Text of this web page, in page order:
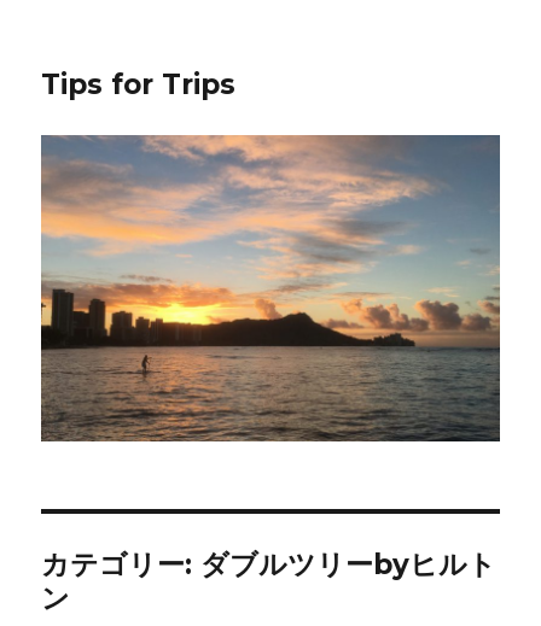
Tips for Trips
カテゴリー: ダブルツリーbyヒルト
ン